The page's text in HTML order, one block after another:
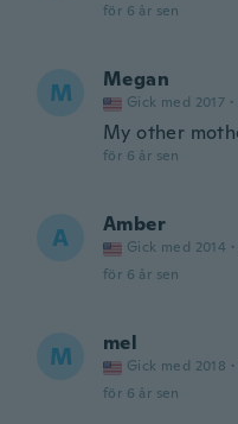
för 6 år sen
M Megan
Gick med 2017 ·
My other
för 6 år sen
A Amber
Gick med 2014 ·
för 6 år sen
M mel
Gick med 2018 ·
för 6 år sen